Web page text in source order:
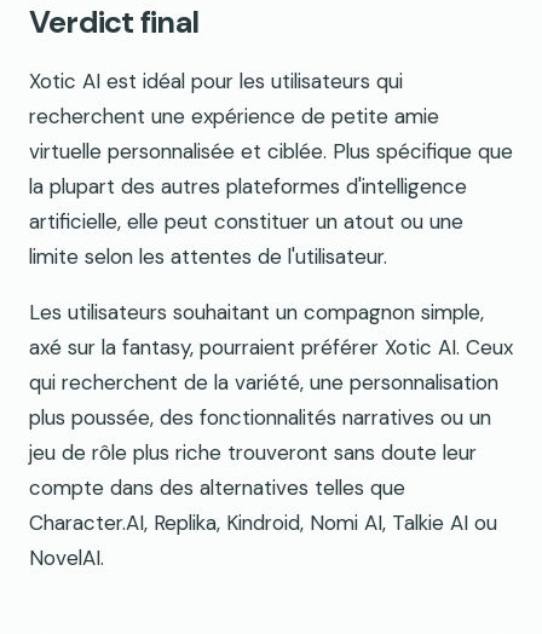
Verdict final
Xotic AI est idéal pour les utilisateurs qui
recherchent une expérience de petite amie
virtuelle personnalisée et ciblée. Plus spécifique que
la plupart des autres plateformes d'intelligence
artificielle, elle peut constituer un atout ou une
limite selon les attentes de l'utilisateur.
Les utilisateurs souhaitant un compagnon simple,
axé sur la fantasy, pourraient préférer Xotic AI. Ceux
qui recherchent de la variété, une personnalisation
plus poussée, des fonctionnalités narratives ou un
jeu de rôle plus riche trouveront sans doute leur
compte dans des alternatives telles que
Character.AI, Replika, Kindroid, Nomi AI, Talkie AI ou
NovelAI.